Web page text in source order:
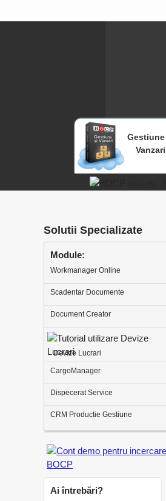
Vanzari
Solutii Specializate
Module:
Workmanager Online
Scadentar Documente
Document Creator
Devize Lucrari
CargoManager
Dispecerat Service
CRM Productie Gestiune
Ai întrebări?